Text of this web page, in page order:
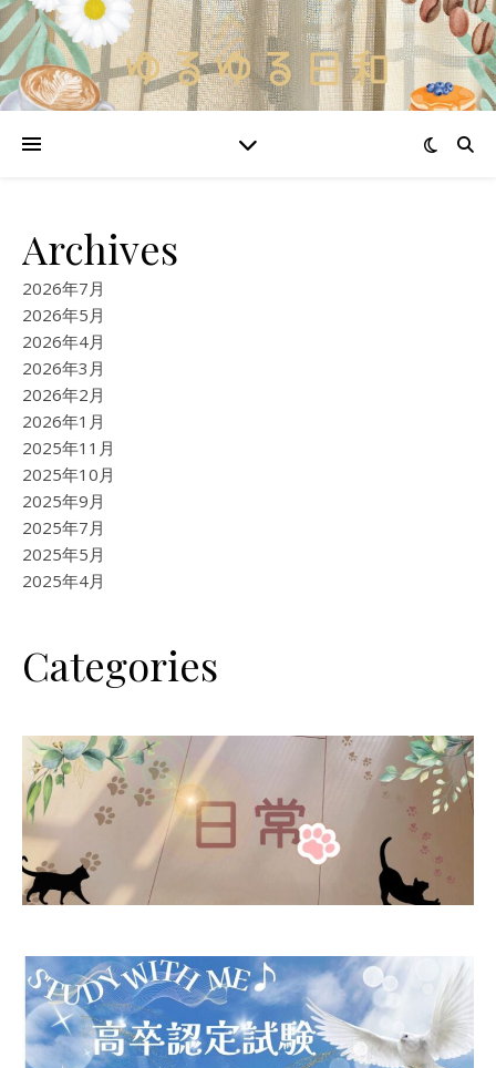
Archives
2026年7月
2026年5月
2026年4月
2026年3月
2026年2月
2026年1月
2025年11月
2025年10月
2025年9月
2025年7月
2025年5月
2025年4月
Categories